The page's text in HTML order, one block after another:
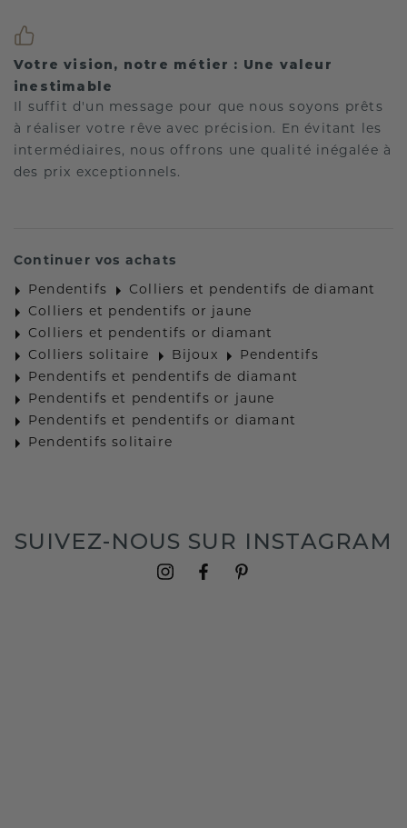
Votre vision, notre métier : Une valeur
inestimable
Il suffit d'un message pour que nous soyons prêts
à réaliser votre rêve avec précision. En évitant les
intermédiaires, nous offrons une qualité inégalée à
des prix exceptionnels.
Continuer vos achats
Pendentifs
Colliers et pendentifs de diamant
Colliers et pendentifs or jaune
Colliers et pendentifs or diamant
Colliers solitaire
Bijoux
Pendentifs
Pendentifs et pendentifs de diamant
Pendentifs et pendentifs or jaune
Pendentifs et pendentifs or diamant
Pendentifs solitaire
SUIVEZ-NOUS SUR INSTAGRAM